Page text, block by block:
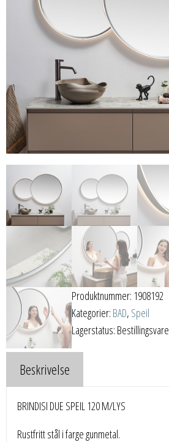
Produktnummer: 1908192
Kategorier: BAD, Speil
Lagerstatus: Bestillingsvare
Beskrivelse
BRINDISI DUE SPEIL 120 M/LYS
Rustfritt stål i farge gunmetal.